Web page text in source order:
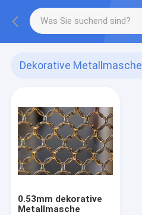
Dekorative Metallmasche
0.53mm dekorative
Metallmasche